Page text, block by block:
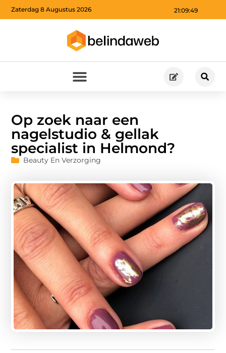
21:09:51
Zaterdag 8 Augustus 2026
Op zoek naar een
nagelstudio & gellak
specialist in Helmond?
Beauty En Verzorging